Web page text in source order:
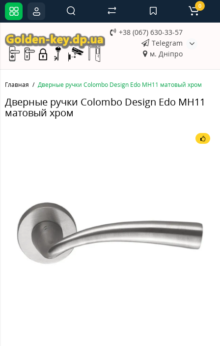
+38 (067) 630-33-57
Telegram
м. Дніпро
0
Главная Дверные ручки Colombo Design Edo MH11 матовый хром
Дверные ручки Colombo Design Edo MH11
матовый хром